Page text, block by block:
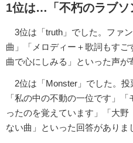
1位は…「不朽のラブソ
3位は「truth」でした。ファ
曲」「メロディー＋歌詞もす
曲で心にしみる」といった声が
2位は「Monster」でした。投
「私の中の不動の一位です」
ったのを覚えています」「大
ない曲」といった回答がありま